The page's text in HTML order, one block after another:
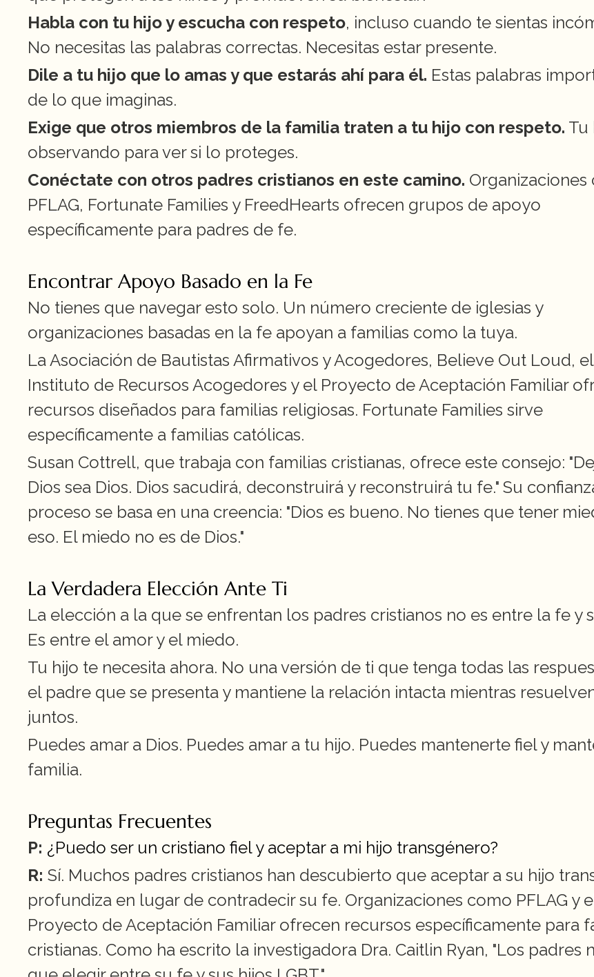
Habla con tu hijo y escucha con respeto, incluso cuando te sientas
No necesitas las palabras correctas. Necesitas estar presente.
Dile a tu hijo que lo amas y que estarás ahí para él. Estas palabras
de lo que imaginas.
Exige que otros miembros de la familia traten a tu hijo con respeto. Tu
observando para ver si lo proteges.
Conéctate con otros padres cristianos en este camino. Organizaciones
PFLAG, Fortunate Families y FreedHearts ofrecen grupos de apoyo
específicamente para padres de fe.
Encontrar Apoyo Basado en la Fe
No tienes que navegar esto solo. Un número creciente de iglesias y
organizaciones basadas en la fe apoyan a familias como la tuya.
La Asociación de Bautistas Afirmativos y Acogedores, Believe Out Loud, el
Instituto de Recursos Acogedores y el Proyecto de Aceptación Familiar
recursos diseñados para familias religiosas. Fortunate Families sirve
específicamente a familias católicas.
Susan Cottrell, que trabaja con familias cristianas, ofrece este consejo:
Dios sea Dios. Dios sacudirá, deconstruirá y reconstruirá tu fe." Su
proceso se basa en una creencia: "Dios es bueno. No tienes que tener
eso. El miedo no es de Dios."
La Verdadera Elección Ante Ti
La elección a la que se enfrentan los padres cristianos no es entre la fe y
Es entre el amor y el miedo.
Tu hijo te necesita ahora. No una versión de ti que tenga todas las
el padre que se presenta y mantiene la relación intacta mientras
juntos.
Puedes amar a Dios. Puedes amar a tu hijo. Puedes mantenerte fiel y
familia.
Preguntas Frecuentes
P: ¿Puedo ser un cristiano fiel y aceptar a mi hijo transgénero?
R: Sí. Muchos padres cristianos han descubierto que aceptar a su hijo
profundiza en lugar de contradecir su fe. Organizaciones como PFLAG y
Proyecto de Aceptación Familiar ofrecen recursos específicamente para
cristianas. Como ha escrito la investigadora Dra. Caitlin Ryan, "Los padres